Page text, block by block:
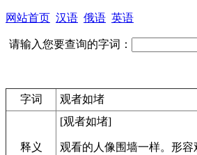
网站首页 汉语 俄语 英语
请输入您要查询的字词：
字词 观者如堵
释义
[观者如堵]
观看的人像围墙一样。形容